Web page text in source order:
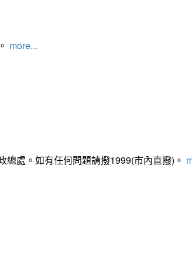
more...
處。如有任何問題請撥1999(市內直撥)。